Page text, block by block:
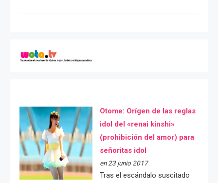
Otome: Orígen de las reglas
idol del «renai kinshi»
(prohibición del amor) para
señoritas idol
en 23 junio 2017
Tras el escándalo suscitado